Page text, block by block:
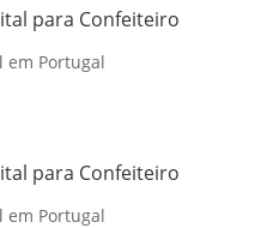
para Confeiteiro
em Portugal
para Confeiteiro
em Portugal